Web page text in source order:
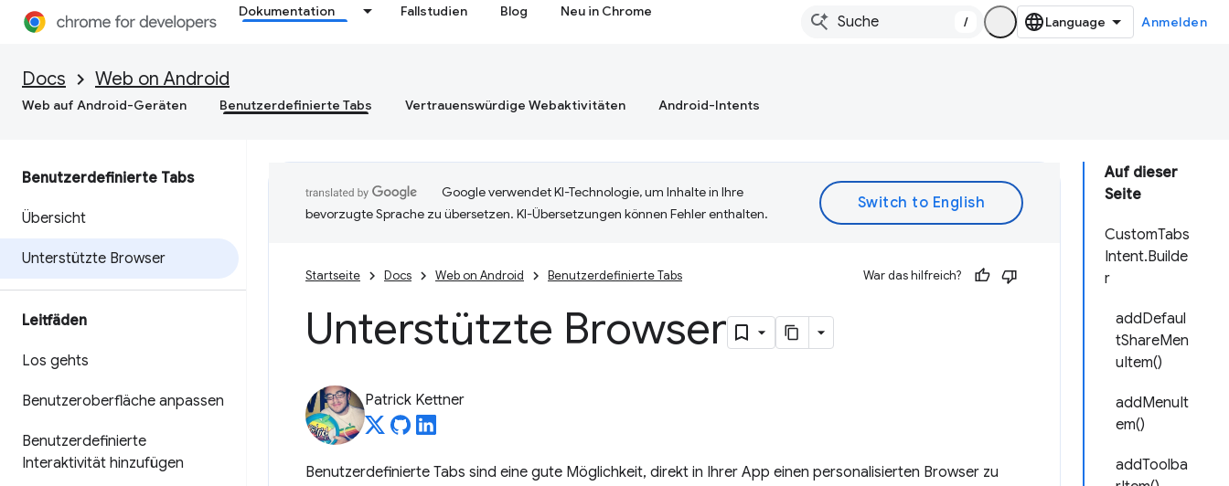
Dokumentation Fallstudien Blog Neu in Chrome
/ Anmelden
Docs Web on Android
Web auf Android-Geräten Benutzerdefinierte Tabs Vertrauenswürdige Webaktivitäten Android-Intents
Benutzerdefinierte Tabs
Übersicht
Unterstützte Browser
Leitfäden
Los gehts
Benutzeroberfläche anpassen
Benutzerdefinierte
Interaktivität hinzufügen
Auf dieser
Seite
CustomTabs
Intent.Builde
r
addDefaul
tShareMen
uItem()
addMenuIt
em()
addToolba
Google verwendet KI-Technologie, um Inhalte in Ihre
bevorzugte Sprache zu übersetzen. KI-Übersetzungen können Fehler enthalten.
Startseite Docs Web on Android Benutzerdefinierte Tabs War das hilfreich?
Unterstützte Browser
Patrick Kettner
Benutzerdefinierte Tabs sind eine gute Möglichkeit, direkt in Ihrer App einen personalisierten Browser zu